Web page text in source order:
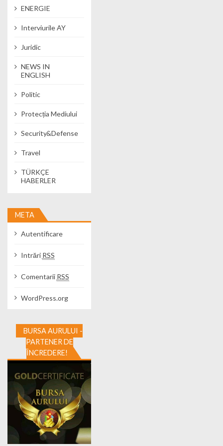
ENERGIE
Interviurile AY
Juridic
NEWS IN
ENGLISH
Politic
Protecția Mediului
Security&Defense
Travel
TÜRKÇE
HABERLER
META
Autentificare
Intrări RSS
Comentarii RSS
WordPress.org
BURSA AURULUI -
PARTENER DE
ÎNCREDERE!